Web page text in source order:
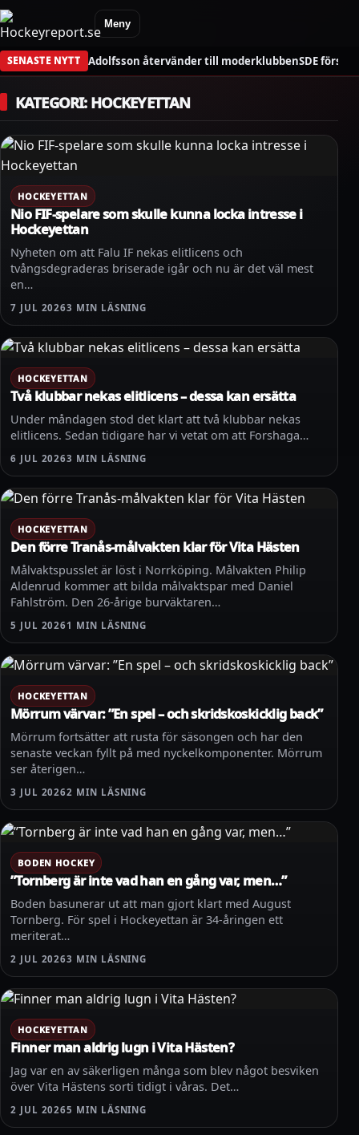
Meny
SENASTE NYTT Adolfsson återvänder till moderklubbenSDE
KATEGORI: HOCKEYETTAN
HOCKEYETTAN
Nio FIF-spelare som skulle kunna locka intresse i
Hockeyettan
Nyheten om att Falu IF nekas elitlicens och
tvångsdegraderas briserade igår och nu är det väl mest
en…
7 JUL 20263 MIN LÄSNING
HOCKEYETTAN
Två klubbar nekas elitlicens – dessa kan ersätta
Under måndagen stod det klart att två klubbar nekas
elitlicens. Sedan tidigare har vi vetat om att Forshaga…
6 JUL 20263 MIN LÄSNING
HOCKEYETTAN
Den förre Tranås-målvakten klar för Vita Hästen
Målvaktspusslet är löst i Norrköping. Målvakten Philip
Aldenrud kommer att bilda målvaktspar med Daniel
Fahlström. Den 26-årige burväktaren…
5 JUL 2026 1 MIN LÄSNING
HOCKEYETTAN
Mörrum värvar: ”En spel – och skridskoskicklig back”
Mörrum fortsätter att rusta för säsongen och har den
senaste veckan fyllt på med nyckelkomponenter. Mörrum
ser återigen…
3 JUL 20262 MIN LÄSNING
BODEN HOCKEY
”Tornberg är inte vad han en gång var, men…”
Boden basunerar ut att man gjort klart med August
Tornberg. För spel i Hockeyettan är 34-åringen ett
meriterat…
2 JUL 20263 MIN LÄSNING
HOCKEYETTAN
Finner man aldrig lugn i Vita Hästen?
Jag var en av säkerligen många som blev något besviken
över Vita Hästens sorti tidigt i våras. Det…
2 JUL 20265 MIN LÄSNING